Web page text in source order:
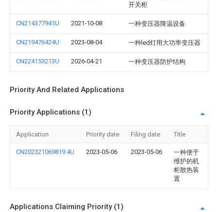
开关柜
CN214377941U 2021-10-08 一种变压器降温设备
CN219476424U 2023-08-04 一种led灯用大功率变压器
CN224153213U 2026-04-21 一种变压器防护结构
Priority And Related Applications
Priority Applications (1)
Application Priority date Filing date Title
CN202321069819.4U 2023-05-06 2023-05-06
一种便于
维护的机
柜散热装
置
Applications Claiming Priority (1)